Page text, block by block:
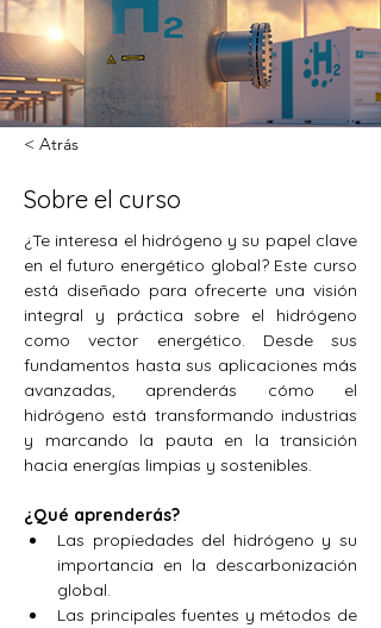
< Atrás
Sobre el curso
¿Te interesa el hidrógeno y su papel clave
en el futuro energético global? Este curso
está diseñado para ofrecerte una visión
integral y práctica sobre el hidrógeno
como vector energético. Desde sus
fundamentos hasta sus aplicaciones más
avanzadas, aprenderás cómo el
hidrógeno está transformando industrias
y marcando la pauta en la transición
hacia energías limpias y sostenibles.
¿Qué aprenderás?
Las propiedades del hidrógeno y su
importancia en la descarbonización
global.
Las principales fuentes y métodos de